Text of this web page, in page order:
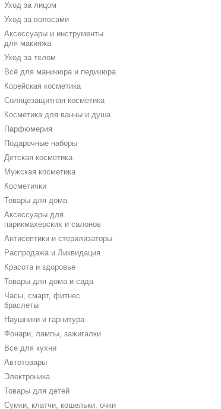
Уход за лицом
Уход за волосами
Аксессуары и инструменты
для макияжа
Уход за телом
Всё для маникюра и педикюра
Корейская косметика
Солнцезащитная косметика
Косметика для ванны и душа
Парфюмерия
Подарочные наборы
Детская косметика
Мужская косметика
Косметички
Товары для дома
Аксессуары для
парикмахерских и салонов
Антисептики и стерилизаторы
Распродажа и Ликвидация
Красота и здоровье
Товары для дома и сада
Часы, смарт, фитнес
браслеты
Наушники и гарнитура
Фонари, лампы, зажигалки
Все для кухни
Автотовары
Электроника
Товары для детей
Сумки, клатчи, кошельки, очки